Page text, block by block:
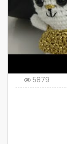
5879